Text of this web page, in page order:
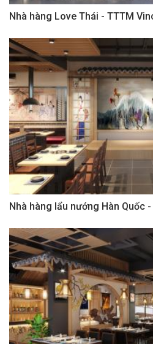
Nhà hàng Love Thái - TTTM
Nhà hàng lẩu nướng Hàn Quốc